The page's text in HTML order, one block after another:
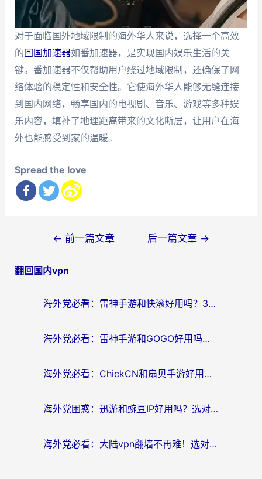
对于面临国外地域限制的海外华人来说，选择一个高效
的回国加速器如番加速器，是实现国内娱乐生活的关
键。番加速器不仅帮助用户绕过地域限制，还确保了网
络体验的稳定性和安全性。它使海外华人能够无缝连接
到国内网络，畅享国内的电视剧、音乐、游戏等多种娱
乐内容，填补了地理距离带来的文化断层，让用户在海
外也能感受到家的温暖。
Spread the love
导
← 前一篇文章 后一篇文章 →
翻回国内vpn
海外党必看：雷神手游和快滚好用吗？3步选对回国加速器无缝刷国内资源
海外党必看：雷神手游和GOGO好用吗？3步选对回国加速器，无缝刷剧玩原神
海外党必看：ChickCN和扇贝手游好用吗？3步选对回国加速器无缝刷国内资源
海外党困惑：迅游和豌豆IP好用吗？选对回国加速器，刷剧游戏再也不卡
海外党必看：大陆vpn翻墙不再难！选对加速器，无缝刷国内资源